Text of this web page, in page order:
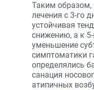
Таким образом,
лечения с 3-го
устойчивая
снижению, а к
уменьшение
симптоматики
определялись
санация
атипичных